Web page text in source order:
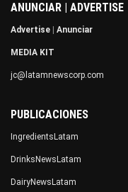
ANUNCIAR | ADVERTISE
Advertise Anunciar
MEDIA KIT
jc@latamnewscorp.com
PUBLICACIONES
IngredientsLatam
DrinksNewsLatam
DairyNewsLatam